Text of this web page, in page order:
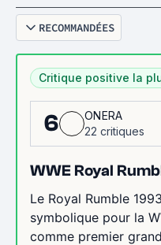
RECOMMANDÉES
Critique positive la
6
ONERA
22 critiques
WWE Royal
Le Royal Rumble
symbolique pour la
comme premier